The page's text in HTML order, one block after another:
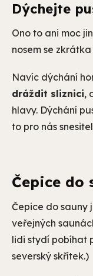
Dýchejte
Ono to ani moc
nosem se
Navíc dýchání
dráždit sliznici,
hlavy. Dýchání
to pro nás
Čepice do
Čepice do sauny
veřejných
lidi stydí pobíhat
severský skřítek.)